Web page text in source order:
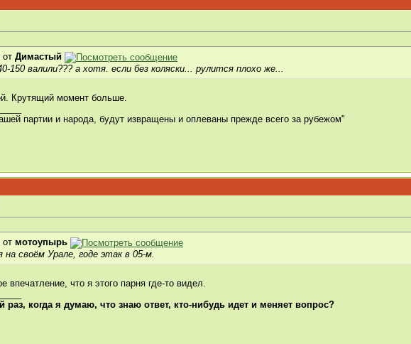
Димастый
150 валили??? а хотя. если без коляски... рулится плохо же...
Крутящий момент больше.
партии и народа, будут извращены и оплеваны прежде всего за рубежом"
мотоупырь
своём Урале, годе этак в 05-м.
впечатление, что я этого парня где-то видел.
раз, когда я думаю, что знаю ответ, кто-нибудь идет и меняет вопрос?